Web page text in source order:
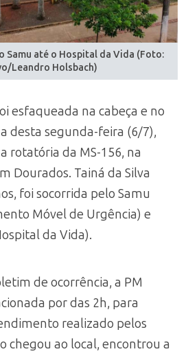
Samu até o Hospital da Vida (Foto:
Leandro Holsbach)
esfaqueada na cabeça e no
desta segunda-feira (6/7),
rotatória da MS-156, na
Dourados. Tainá da Silva
foi socorrida pelo Samu
Móvel de Urgência) e
da Vida).
de ocorrência, a PM
por das 2h, para
realizado pelos
chegou ao local, encontrou a